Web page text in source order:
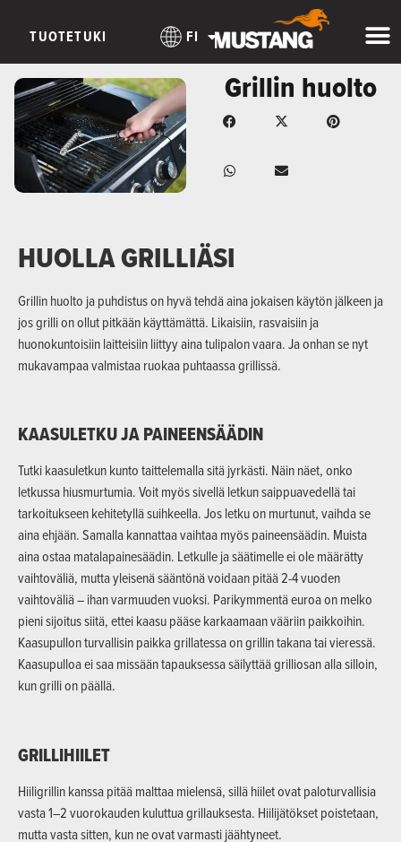
TUOTETUKI FI
Grillin huolto
HUOLLA GRILLIÄSI
Grillin huolto ja puhdistus on hyvä tehdä aina jokaisen käytön jälkeen ja
jos grilli on ollut pitkään käyttämättä. Likaisiin, rasvaisiin ja
huonokuntoisiin laitteisiin liittyy aina tulipalon vaara. Ja onhan se nyt
mukavampaa valmistaa ruokaa puhtaassa grillissä.
KAASULETKU JA PAINEENSÄÄDIN
Tutki kaasuletkun kunto taittelemalla sitä jyrkästi. Näin näet, onko
letkussa hiusmurtumia. Voit myös sivellä letkun saippuavedellä tai
tarkoitukseen kehitetyllä suihkeella. Jos letku on murtunut, vaihda se
aina ehjään. Samalla kannattaa vaihtaa myös paineensäädin. Muista
aina ostaa matalapainesäädin. Letkulle ja säätimelle ei ole määrätty
vaihtoväliä, mutta yleisenä sääntönä voidaan pitää 2-4 vuoden
vaihtoväliä – ihan varmuuden vuoksi. Parikymmentä euroa on melko
pieni sijoitus siitä, ettei kaasu pääse karkaamaan vääriin paikkoihin.
Kaasupullon turvallisin paikka grillatessa on grillin takana tai vieressä.
Kaasupulloa ei saa missään tapauksessa säilyttää grilliosan alla silloin,
kun grilli on päällä.
GRILLIHIILET
Hiiligrillin kanssa pitää malttaa mielensä, sillä hiilet ovat paloturvallisia
vasta 1–2 vuorokauden kuluttua grillauksesta. Hiilijätökset poistetaan,
mutta vasta sitten, kun ne ovat varmasti jäähtyneet.